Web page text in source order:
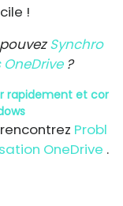
!
Synchro
?
rapidement et cor
Probl
OneDrive .